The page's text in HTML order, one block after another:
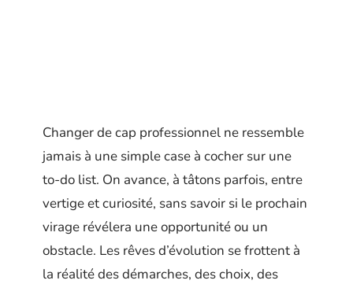
Changer de cap professionnel ne ressemble
jamais à une simple case à cocher sur une
to-do list. On avance, à tâtons parfois, entre
vertige et curiosité, sans savoir si le prochain
virage révélera une opportunité ou un
obstacle. Les rêves d’évolution se frottent à
la réalité des démarches, des choix, des